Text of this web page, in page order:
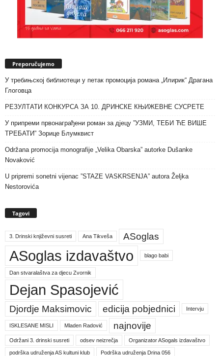
Preporučujemo
У требињској библиотеци у петак промоција романа „Илирик“ Драгана
Глоговца
РЕЗУЛТАТИ КОНКУРСА ЗА 10. ДРИНСКЕ КЊИЖЕВНЕ СУСРЕТЕ
У припреми првонаграђени роман за дјецу ”УЗМИ, ТЕБИ ЋЕ ВИШЕ
ТРЕБАТИ” Зорице Блумквист
Održana promocija monografije „Velika Obarska” autorke Dušanke
Novaković
U pripremi sonetni vijenac ”STAZE VASKRSENJA” autora Željka
Nestorovića
Tagovi
3. Drinski književni susreti Ana Tikveša ASoglas
ASoglas izdavaštvo blago babi
Dan stvaralaštva za djecu Zvornik
Dejan Spasojević
Djordje Maksimovic edicija pobjednici Intervju
ISKLESANE MISLI Mladen Radović najnovije
Održani 3. drinski susreti odsev neizrečja Organizator ASogals izdavaštvo
podrška udruženja AS kultuni klub Podrška udruženja Drina 056